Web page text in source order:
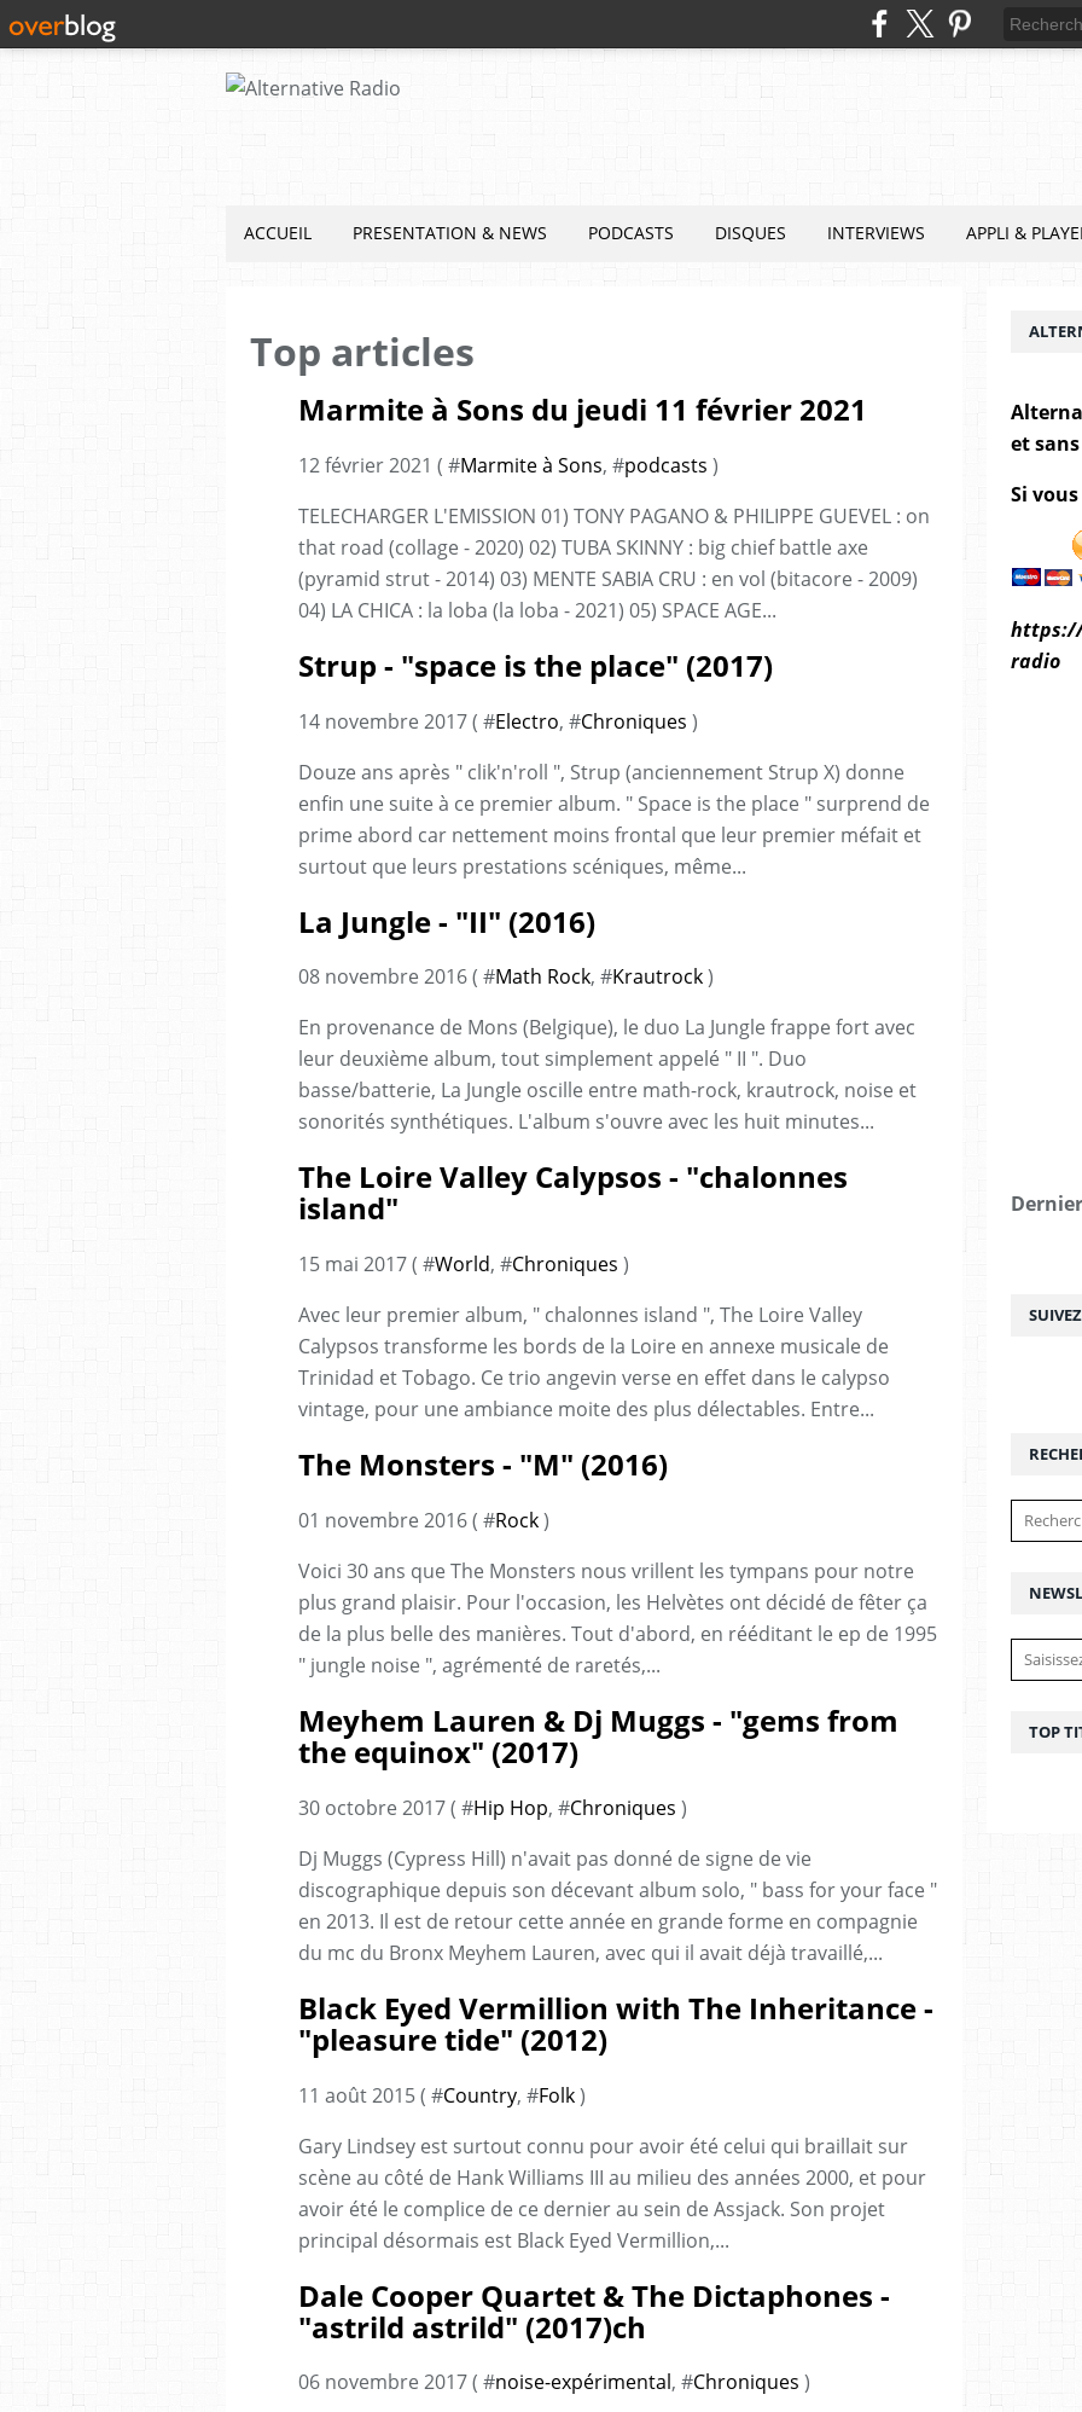
ACCUEIL PRESENTATION & NEWS PODCASTS DISQUES INTERVIEWS APPLI &
Top articles
Marmite à Sons du jeudi 11 février 2021
12 février 2021 ( #Marmite à Sons, #podcasts )
TELECHARGER L'EMISSION 01) TONY PAGANO & PHILIPPE GUEVEL : on
that road (collage - 2020) 02) TUBA SKINNY : big chief battle axe
(pyramid strut - 2014) 03) MENTE SABIA CRU : en vol (bitacore - 2009)
04) LA CHICA : la loba (la loba - 2021) 05) SPACE AGE...
Strup - "space is the place" (2017)
14 novembre 2017 ( #Electro, #Chroniques )
Douze ans après " clik'n'roll ", Strup (anciennement Strup X) donne
enfin une suite à ce premier album. " Space is the place " surprend de
prime abord car nettement moins frontal que leur premier méfait et
surtout que leurs prestations scéniques, même...
La Jungle - "II" (2016)
08 novembre 2016 ( #Math Rock, #Krautrock)
En provenance de Mons (Belgique), le duo La Jungle frappe fort avec
leur deuxième album, tout simplement appelé " II ". Duo
basse/batterie, La Jungle oscille entre math-rock, krautrock, noise et
sonorités synthétiques. L'album s'ouvre avec les huit minutes...
The Loire Valley Calypsos - "chalonnes
island"
15 mai 2017 ( #World, #Chroniques )
Avec leur premier album, " chalonnes island ", The Loire Valley
Calypsos transforme les bords de la Loire en annexe musicale de
Trinidad et Tobago. Ce trio angevin verse en effet dans le calypso
vintage, pour une ambiance moite des plus délectables. Entre...
The Monsters - "M" (2016)
01 novembre 2016 ( #Rock)
Voici 30 ans que The Monsters nous vrillent les tympans pour notre
plus grand plaisir. Pour l'occasion, les Helvètes ont décidé de fêter ça
de la plus belle des manières. Tout d'abord, en rééditant le ep de 1995
" jungle noise ", agrémenté de raretés,...
Meyhem Lauren & Dj Muggs - "gems from
the equinox" (2017)
30 octobre 2017 ( #Hip Hop, #Chroniques )
Dj Muggs (Cypress Hill) n'avait pas donné de signe de vie
discographique depuis son décevant album solo, " bass for your face "
en 2013. Il est de retour cette année en grande forme en compagnie
du mc du Bronx Meyhem Lauren, avec qui il avait déjà travaillé,...
Black Eyed Vermillion with The Inheritance -
"pleasure tide" (2012)
11 août 2015 ( #Country, #Folk)
Gary Lindsey est surtout connu pour avoir été celui qui braillait sur
scène au côté de Hank Williams III au milieu des années 2000, et pour
avoir été le complice de ce dernier au sein de Assjack. Son projet
principal désormais est Black Eyed Vermillion,...
Dale Cooper Quartet & The Dictaphones -
"astrild astrild" (2017)ch
06 novembre 2017 ( #noise-expérimental, #Chroniques )
et
Si
radio
TOP